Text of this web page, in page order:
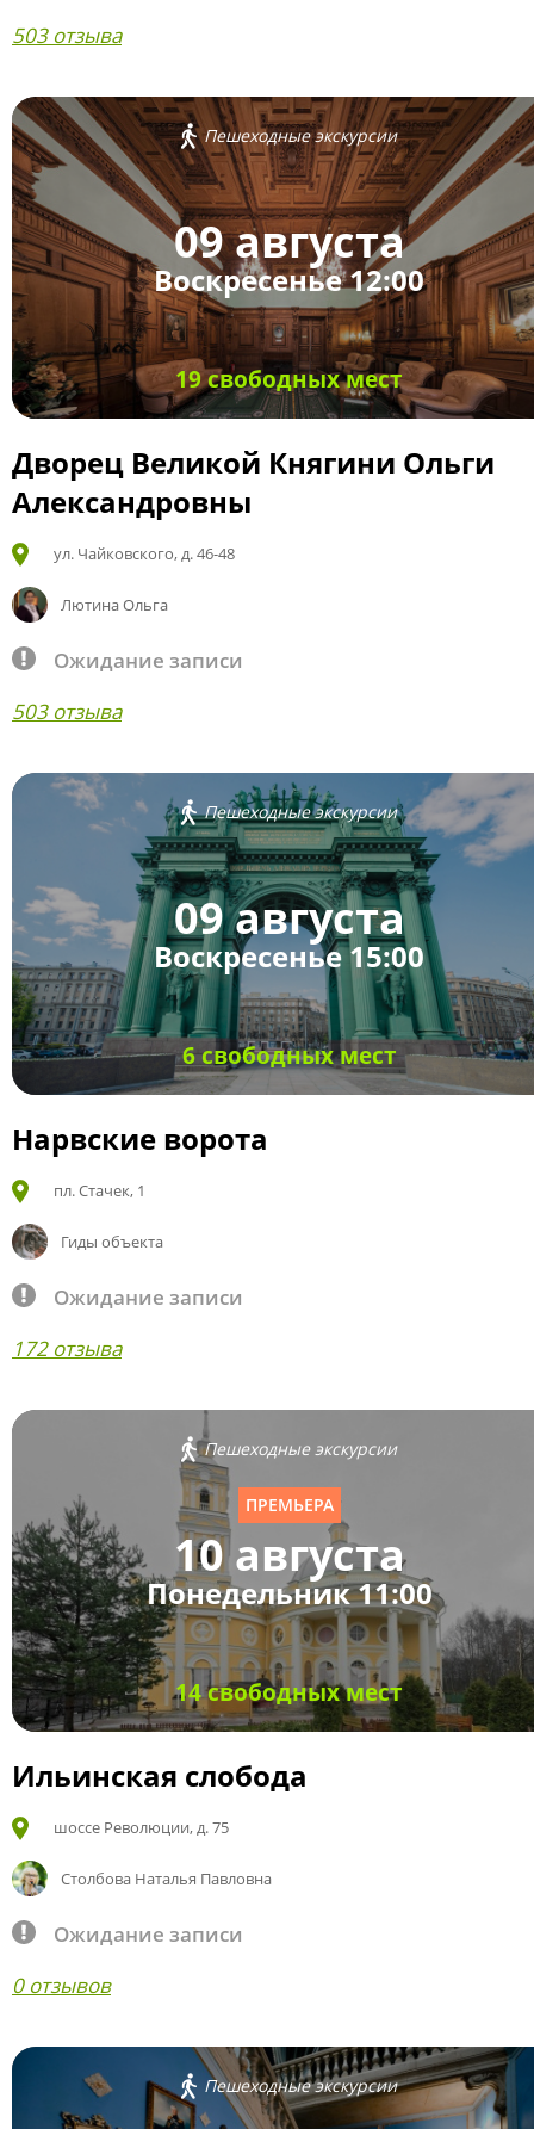
503 отзыва
Пешеходные экскурсии
09 августа
Воскресенье 12:00
19 свободных мест
Дворец Великой Княгини Ольги
Александровны
ул. Чайковского, д. 46-48
Лютина Ольга
Ожидание записи
503 отзыва
Пешеходные экскурсии
09 августа
Воскресенье 15:00
6 свободных мест
Нарвские ворота
пл. Стачек, 1
Гиды объекта
Ожидание записи
172 отзыва
Пешеходные экскурсии
ПРЕМЬЕРА
10 августа
Понедельник 11:00
14 свободных мест
Ильинская слобода
шоссе Революции, д. 75
Столбова Наталья Павловна
Ожидание записи
0 отзывов
Пешеходные экскурсии